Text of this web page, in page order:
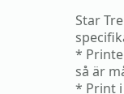
Star
*
så är
* Print